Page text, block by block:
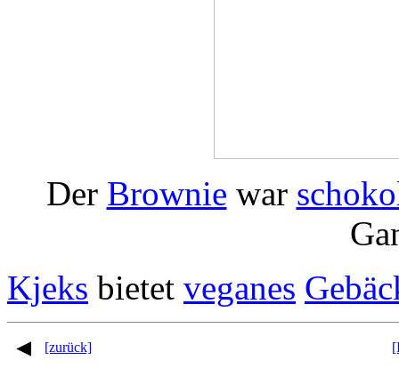
Der Brownie war
Kjeks bietet veganes
[zurück]